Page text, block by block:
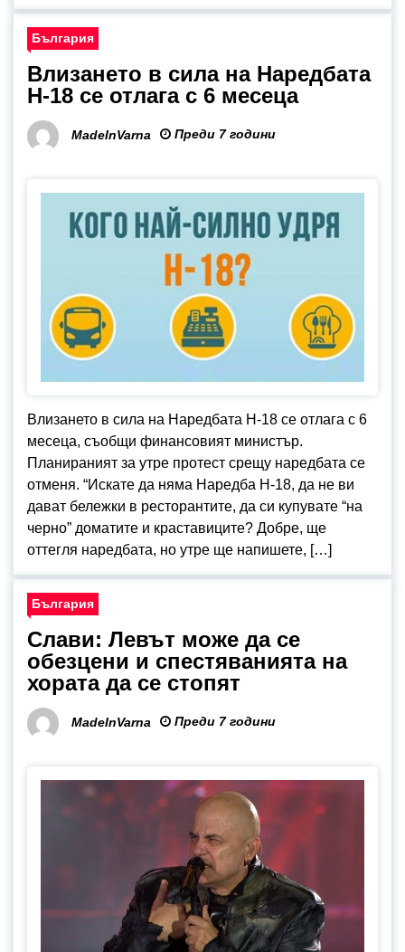
България
Влизането в сила на Наредбата
Н-18 се отлага с 6 месеца
MadeInVarna Преди 7 години
Влизането в сила на Наредбата Н-18 се отлага с 6
месеца, съобщи финансовият министър.
Планираният за утре протест срещу наредбата се
отменя. “Искате да няма Наредба Н-18, да не ви
дават бележки в ресторантите, да си купувате “на
черно” доматите и краставиците? Добре, ще
оттегля наредбата, но утре ще напишете, […]
България
Слави: Левът може да се
обезцени и спестяванията на
хората да се стопят
MadeInVarna Преди 7 години